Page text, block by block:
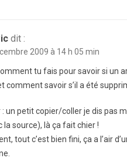
dit :
2009 à 14 h 05 min
tu fais pour savoir si un
comment savoir s’il a été
: un petit copier/coller je dis pas
la source), là ça fait chier !
tout c’est bien fini, ça a l’air